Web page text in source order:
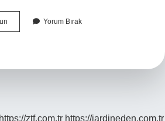
Çocuğun
Büyümesi
Yorum Bırak
https://ztf.com.tr https://jardineden.com.tr